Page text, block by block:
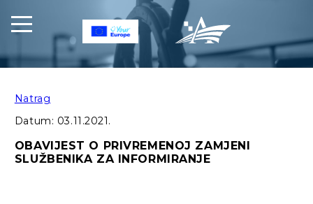
Natrag
Datum: 03.11.2021.
OBAVIJEST O PRIVREMENOJ ZAMJENI
SLUŽBENIKA ZA INFORMIRANJE